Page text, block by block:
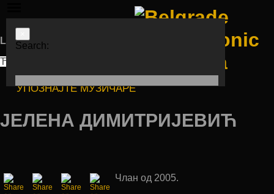
Search:
Languages
ЋИР
УПОЗНАЈТЕ МУЗИЧАРЕ
ЈЕЛЕНА ДИМИТРИЈЕВИЋ
Члан од 2005.